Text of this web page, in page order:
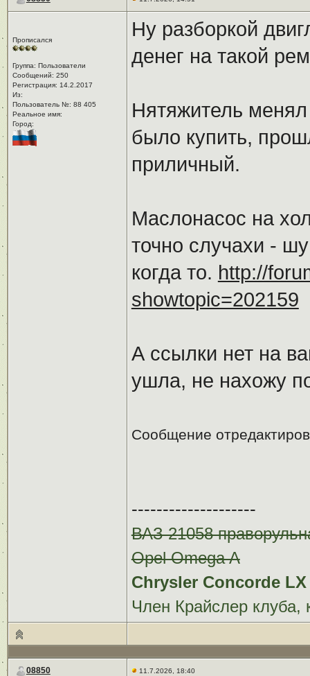
Прописался
Группа: Пользователи
Сообщений: 250
Регистрация: 14.2.2017
Из: ㅤ
Пользователь №: 88 405
Реальное имя:ㅤ
Город:ㅤ
Ну разборкой
денег на такой
Нятяжитель
было купить,
приличный.
Маслонасос на
точно случахи -
когда то. http://
showtopic=202159
А ссылки нет на
ушла, не нахожу
Сообщение
--------------------
ВАЗ 21058
Opel Omega A
Chrysler Concorde LX
Член Крайслер клуба,
08850 11.7.2026, 18:40